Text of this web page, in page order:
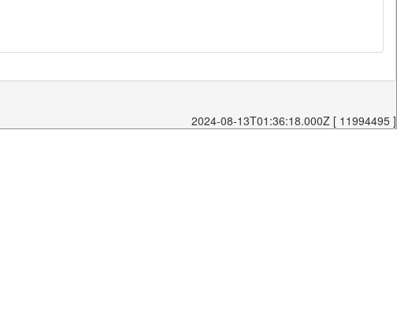
2024-08-13T01:36:18.000Z [ 11994495 ]